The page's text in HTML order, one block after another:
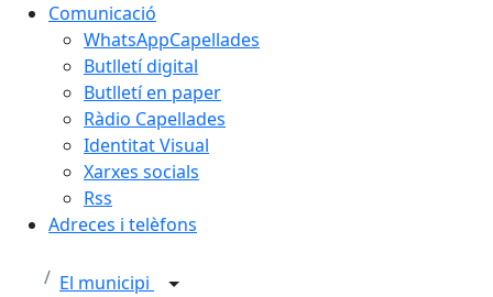
Comunicació
WhatsAppCapellades
Butlletí digital
Butlletí en paper
Ràdio Capellades
Identitat Visual
Xarxes socials
Rss
Adreces i telèfons
El municipi